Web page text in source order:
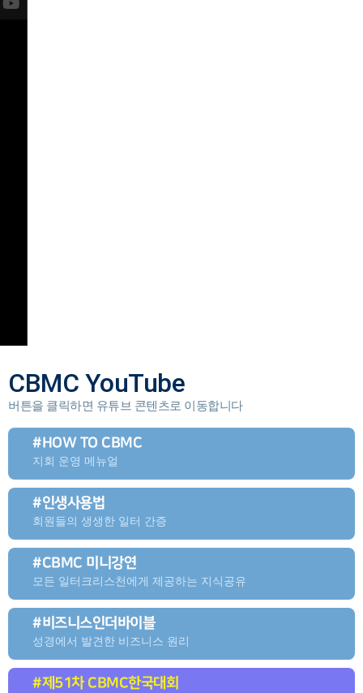
CBMC YouTube
버튼을 클릭하면 유튜브 콘텐츠로 이동합니다
#HOW TO CBMC
지회 운영 메뉴얼
#인생사용법
회원들의 생생한 일터 간증
#CBMC 미니강연
모든 일터크리스천에게 제공하는 지식공유
#비즈니스인더바이블
성경에서 발견한 비즈니스 원리
#제51차 CBMC한국대회